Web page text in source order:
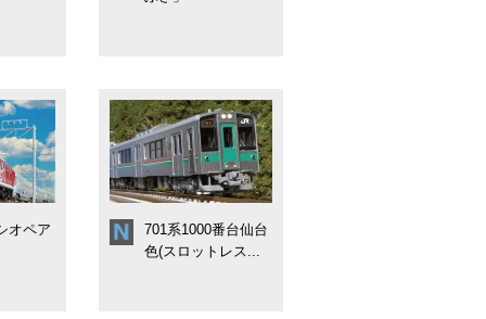
オペア
701系1000番台仙台
色(スロットレス...